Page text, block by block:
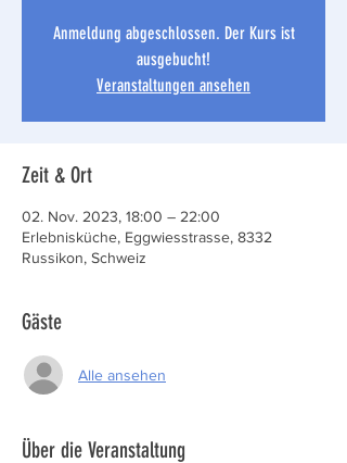
Anmeldung abgeschlossen. Der Kurs ist
ausgebucht!
Veranstaltungen ansehen
Zeit & Ort
02. Nov. 2023, 18:00 – 22:00
Erlebnisküche, Eggwiesstrasse, 8332
Russikon, Schweiz
Gäste
Alle ansehen
Über die Veranstaltung